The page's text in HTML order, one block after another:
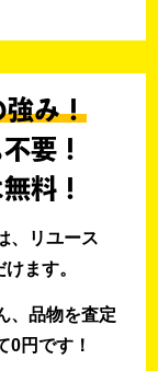
強み！
要！
料！
、リユース
ます。
、品物を査定
0円です！